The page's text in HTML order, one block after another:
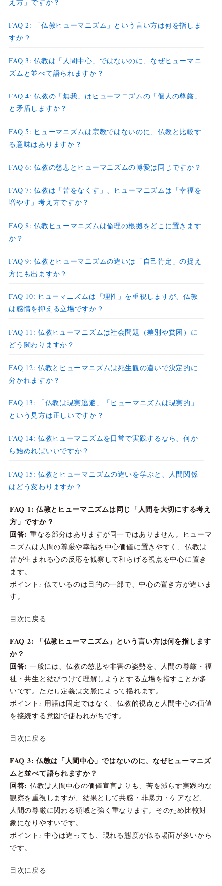
え方」ですか？
FAQ 2: 「仏教ヒューマニズム」という言い方は何を指しま
すか？
FAQ 3: 仏教は「人間中心」ではないのに、なぜヒューマニ
ズムと並べて語られますか？
FAQ 4: 仏教の「無我」はヒューマニズムの「個人の尊厳」
と矛盾しますか？
FAQ 5: ヒューマニズムは宗教ではないのに、仏教と比較す
る意味はありますか？
FAQ 6: 仏教の慈悲とヒューマニズムの博愛は同じですか？
FAQ 7: 仏教は「苦をなくす」、ヒューマニズムは「幸福を
増やす」考え方ですか？
FAQ 8: 仏教ヒューマニズムは倫理の根拠をどこに置きます
か？
FAQ 9: 仏教とヒューマニズムの違いは「自己肯定」の捉え
方にも出ますか？
FAQ 10: ヒューマニズムは「理性」を重視しますが、仏教
は感情を抑える立場ですか？
FAQ 11: 仏教ヒューマニズムは社会問題（差別や貧困）に
どう関わりますか？
FAQ 12: 仏教とヒューマニズムは死生観の違いで決定的に
分かれますか？
FAQ 13: 「仏教は現実逃避」「ヒューマニズムは現実的」
という見方は正しいですか？
FAQ 14: 仏教ヒューマニズムを日常で実践するなら、何か
ら始めればいいですか？
FAQ 15: 仏教とヒューマニズムの違いを学ぶと、人間関係
はどう変わりますか？
FAQ 1: 仏教とヒューマニズムは同じ「人間を大切にする考え
方」ですか？
回答: 重なる部分はありますが同一ではありません。ヒューマ
ニズムは人間の尊厳や幸福を中心価値に置きやすく、仏教は
苦が生まれる心の反応を観察して和らげる視点を中心に置き
ます。
ポイント: 似ているのは目的の一部で、中心の置き方が違いま
す。
目次に戻る
FAQ 2: 「仏教ヒューマニズム」という言い方は何を指します
か？
回答: 一般には、仏教の慈悲や非害の姿勢を、人間の尊厳・福
祉・共生と結びつけて理解しようとする立場を指すことが多
いです。ただし定義は文脈によって揺れます。
ポイント: 用語は固定ではなく、仏教的視点と人間中心の価値
を接続する意図で使われがちです。
目次に戻る
FAQ 3: 仏教は「人間中心」ではないのに、なぜヒューマニズ
ムと並べて語られますか？
回答: 仏教は人間中心の価値宣言よりも、苦を減らす実践的な
観察を重視しますが、結果として共感・非暴力・ケアなど、
人間の尊厳に関わる領域と強く重なります。そのため比較対
象になりやすいです。
ポイント: 中心は違っても、現れる態度が似る場面が多いから
です。
目次に戻る